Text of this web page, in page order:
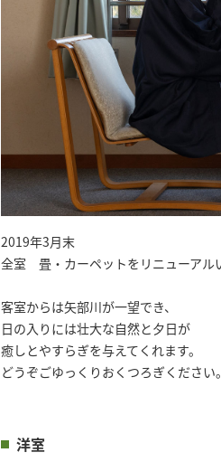
2019年3月末
全室 畳・カーペットをリニューアル
客室からは矢部川が一望でき、
日の入りには壮大な自然と夕日が
癒しとやすらぎを与えてくれます。
どうぞごゆっくりおくつろぎください。
洋室